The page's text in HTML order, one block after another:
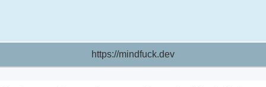
https://mindfuck.dev